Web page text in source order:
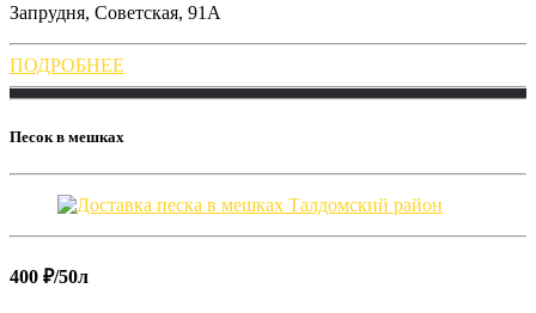
Запрудня, Советская, 91А
ПОДРОБНЕЕ
Песок в мешках
400 ₽/50л